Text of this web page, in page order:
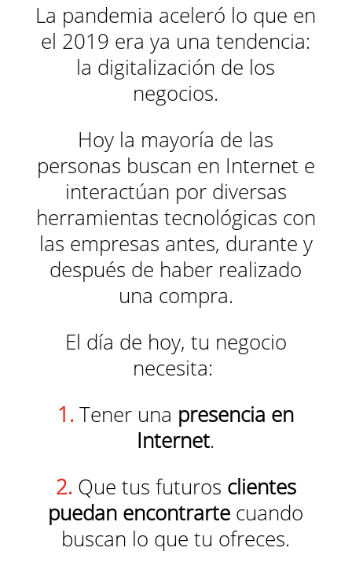
La pandemia aceleró lo que en
el 2019 era ya una tendencia:
la digitalización de los
negocios.
Hoy la mayoría de las
personas buscan en Internet e
interactúan por diversas
herramientas tecnológicas con
las empresas antes, durante y
después de haber realizado
una compra.
El día de hoy, tu negocio
necesita:
1.Tener una presencia en
Internet.
2.Que tus futuros clientes
puedan encontrarte cuando
buscan lo que tu ofreces.